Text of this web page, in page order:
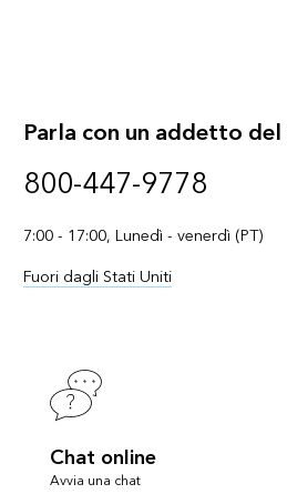
Parla con un addetto
800-447-9778
7:00 - 17:00, Lunedì - venerdì (PT)
Fuori dagli Stati Uniti
Chat online
Avvia una chat